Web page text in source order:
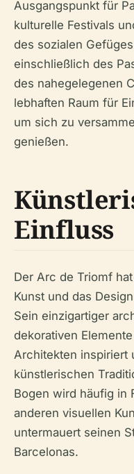
Ausgangspunkt für
kulturelle Festivals
des sozialen
einschließlich des
des nahegelegenen
lebhaften Raum für
um sich zu
genießen.
Einfluss
Der Arc de Triomf
Kunst und das
Sein einzigartiger
dekorativen
Architekten inspiriert
künstlerischen
Bogen wird häufig in
anderen visuellen
untermauert seinen
Barcelonas.